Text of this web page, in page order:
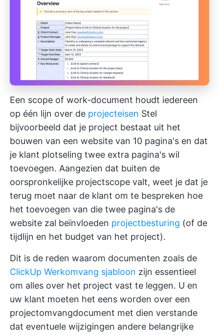
Een scope of work-document houdt iedereen
op één lijn over de projecteisen Stel
bijvoorbeeld dat je project bestaat uit het
bouwen van een website van 10 pagina's en dat
je klant plotseling twee extra pagina's wil
toevoegen. Aangezien dat buiten de
oorspronkelijke projectscope valt, weet je dat je
terug moet naar de klant om te bespreken hoe
het toevoegen van die twee pagina's de
website zal beïnvloeden projectbesturing (of de
tijdlijn en het budget van het project).
Dit is de reden waarom documenten zoals de
ClickUp Werkomvang sjabloon zijn essentieel
om alles over het project vast te leggen. U en
uw klant moeten het eens worden over een
projectomvangdocument met dien verstande
dat eventuele wijzigingen andere belangrijke